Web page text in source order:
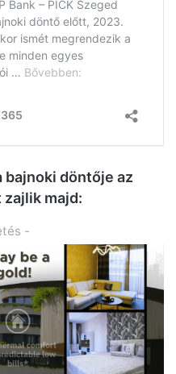
bajnoki döntője az
majd:
-